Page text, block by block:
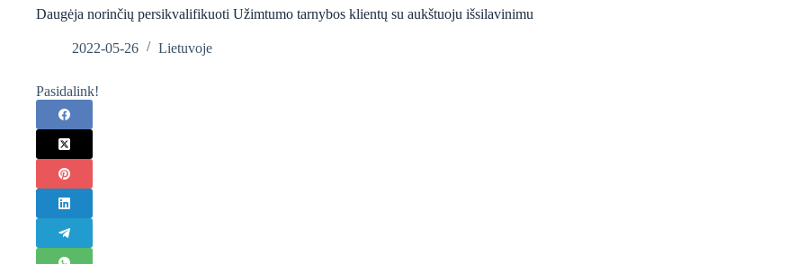
Daugėja norinčių persikvalifikuoti Užimtumo tarnybos klientų su aukštuoju išsilavinimu
2022-05-26 Lietuvoje
Pasidalink!